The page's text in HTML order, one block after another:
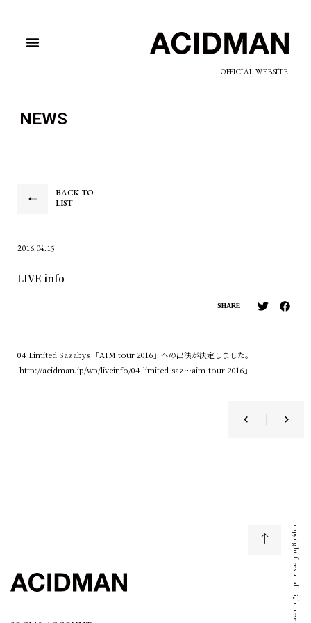
OFFICIAL WEBSITE
NEWS
BACK TO
LIST
2016.04.15
LIVE info
SHARE
04 Limited Sazabys 「AIM tour 2016」への出演が決定しました。
http://acidman.jp/wp/liveinfo/04-limited-saz…aim-tour-2016」
copyright freestar all right reserved